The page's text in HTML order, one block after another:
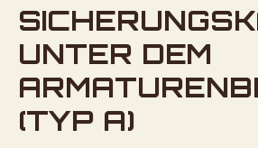
UNTER DEM
(TYP A)